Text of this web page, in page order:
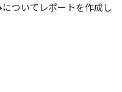
ついてレポートを作成し